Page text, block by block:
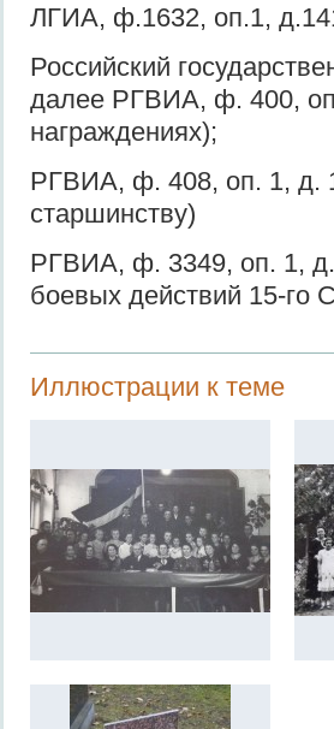
ЛГИА, ф.1632, оп.1,
Российский
далее РГВИА, ф. 400,
награждениях);
РГВИА, ф. 408, оп. 1, д.
старшинству)
РГВИА, ф. 3349, оп. 1,
боевых действий 15-го
Иллюстрации к теме